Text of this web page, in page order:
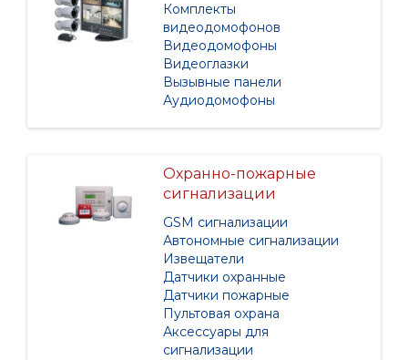
Комплекты
видеодомофонов
Видеодомофоны
Видеоглазки
Вызывные панели
Аудиодомофоны
Охранно-пожарные
сигнализации
GSM сигнализации
Автономные сигнализации
Извещатели
Датчики охранные
Датчики пожарные
Пультовая охрана
Аксессуары для
сигнализации